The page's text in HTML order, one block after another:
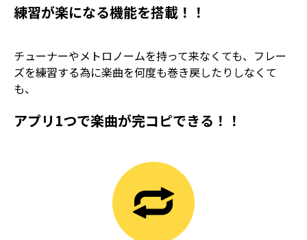
練習が楽になる機能を搭載！！
チューナーやメトロノームを持って来なくても、フレー
ズを練習する為に楽曲を何度も巻き戻したりしなくて
も、
アプリ1つで楽曲が完コピできる！！